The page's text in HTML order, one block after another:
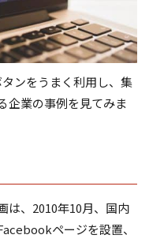
ンをうまく利用し、集
企業の事例を見てみま
は、2010年10月、国内
ページを設置、